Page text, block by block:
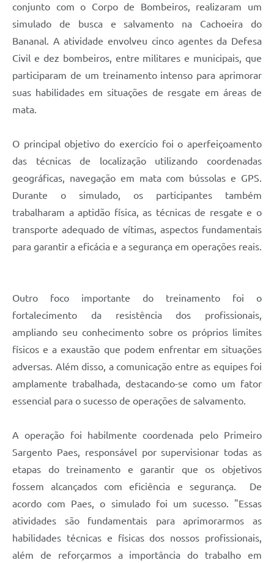
conjunto com o Corpo de Bombeiros, realizaram um
simulado de busca e salvamento na Cachoeira do
Bananal. A atividade envolveu cinco agentes da Defesa
Civil e dez bombeiros, entre militares e municipais, que
participaram de um treinamento intenso para aprimorar
suas habilidades em situações de resgate em áreas de
mata.
O principal objetivo do exercício foi o aperfeiçoamento
das técnicas de localização utilizando coordenadas
geográficas, navegação em mata com bússolas e GPS.
Durante o simulado, os participantes também
trabalharam a aptidão física, as técnicas de resgate e o
transporte adequado de vítimas, aspectos fundamentais
para garantir a eficácia e a segurança em operações reais.
Outro foco importante do treinamento foi o
fortalecimento da resistência dos profissionais,
ampliando seu conhecimento sobre os próprios limites
físicos e a exaustão que podem enfrentar em situações
adversas. Além disso, a comunicação entre as equipes foi
amplamente trabalhada, destacando-se como um fator
essencial para o sucesso de operações de salvamento.
A operação foi habilmente coordenada pelo Primeiro
Sargento Paes, responsável por supervisionar todas as
etapas do treinamento e garantir que os objetivos
fossem alcançados com eficiência e segurança. De
acordo com Paes, o simulado foi um sucesso. "Essas
atividades são fundamentais para aprimorarmos as
habilidades técnicas e físicas dos nossos profissionais,
além de reforçarmos a importância do trabalho em